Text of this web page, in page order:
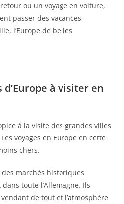
ou un voyage en voiture,
passer des vacances
l’Europe de belles
à visiter en
à la visite des grandes villes
voyages en Europe en cette
chers.
marchés historiques
toute l’Allemagne. Ils
de tout et l’atmosphère